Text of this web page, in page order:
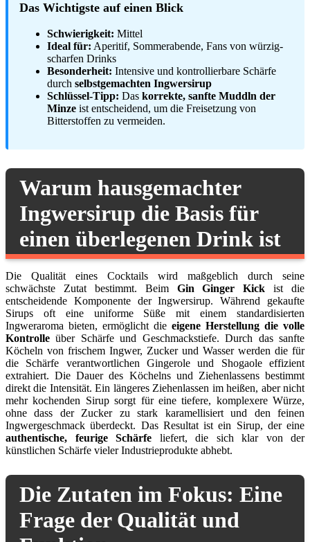
Das Wichtigste auf einen Blick
Schwierigkeit: Mittel
Ideal für: Aperitif, Sommerabende, Fans von würzig-
scharfen Drinks
Besonderheit: Intensive und kontrollierbare Schärfe
durch selbstgemachten Ingwersirup
Schlüssel-Tipp: Das korrekte, sanfte Muddln der
Minze ist entscheidend, um die Freisetzung von
Bitterstoffen zu vermeiden.
Warum hausgemachter
Ingwersirup die Basis für
einen überlegenen Drink ist
Die Qualität eines Cocktails wird maßgeblich durch seine
schwächste Zutat bestimmt. Beim Gin Ginger Kick ist die
entscheidende Komponente der Ingwersirup. Während gekaufte
Sirups oft eine uniforme Süße mit einem standardisierten
Ingweraroma bieten, ermöglicht die eigene Herstellung die volle
Kontrolle über Schärfe und Geschmackstiefe. Durch das sanfte
Köcheln von frischem Ingwer, Zucker und Wasser werden die für
die Schärfe verantwortlichen Gingerole und Shogaole effizient
extrahiert. Die Dauer des Köchelns und Ziehenlassens bestimmt
direkt die Intensität. Ein längeres Ziehenlassen im heißen, aber nicht
mehr kochenden Sirup sorgt für eine tiefere, komplexere Würze,
ohne dass der Zucker zu stark karamellisiert und den feinen
Ingwergeschmack überdeckt. Das Resultat ist ein Sirup, der eine
authentische, feurige Schärfe liefert, die sich klar von der
künstlichen Schärfe vieler Industrieprodukte abhebt.
Die Zutaten im Fokus: Eine
Frage der Qualität und